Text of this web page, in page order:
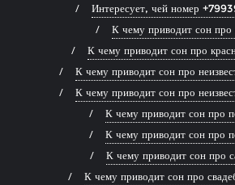
Интересует, чей номер
К чему приводит сон про
К чему приводит сон про
К чему приводит сон про
К чему приводит сон про
К чему приводит сон про
К чему приводит сон про
К чему приводит сон про
К чему приводит сон про